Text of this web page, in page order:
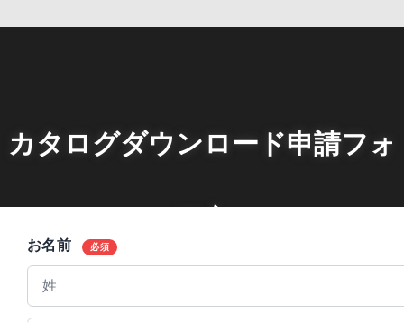
カタログダウンロード申請フォ
ーム
お名前 必須